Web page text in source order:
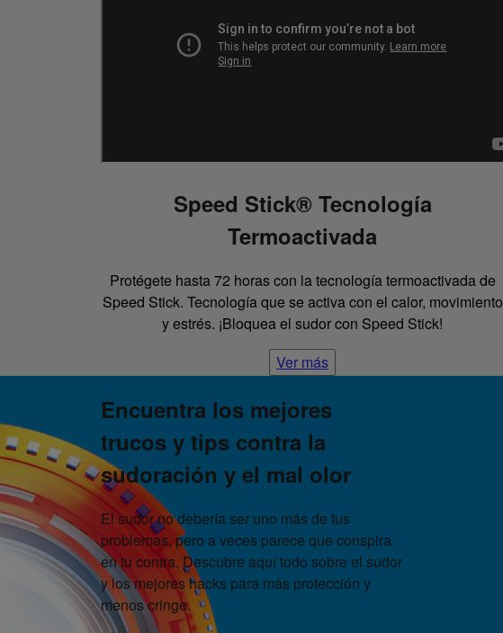
Speed Stick® Tecnología
Termoactivada
Protégete hasta 72 horas con la tecnología termoactivada de
Speed Stick. Tecnología que se activa con el calor, movimiento
y estrés. ¡Bloquea el sudor con Speed Stick!
Ver más
Encuentra los mejores
trucos y tips contra la
sudoración y el mal olor
El sudor no debería ser uno más de tus
problemas, pero a veces parece que conspira
en tu contra. Descubre aquí todo sobre el sudor
y los mejores hacks para más protección y
menos cringe.